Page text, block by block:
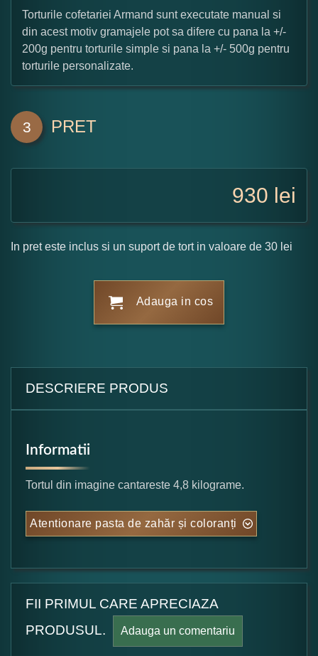
Torturile cofetariei Armand sunt executate manual si
din acest motiv gramajele pot sa difere cu pana la +/-
200g pentru torturile simple si pana la +/- 500g pentru
torturile personalizate.
3 PRET
930 lei
In pret este inclus si un suport de tort in valoare de 30 lei
Adauga in cos
DESCRIERE PRODUS
Informatii
Tortul din imagine cantareste 4,8 kilograme.
Atentionare pasta de zahăr și coloranți
FII PRIMUL CARE APRECIAZA
PRODUSUL.
Adauga un comentariu